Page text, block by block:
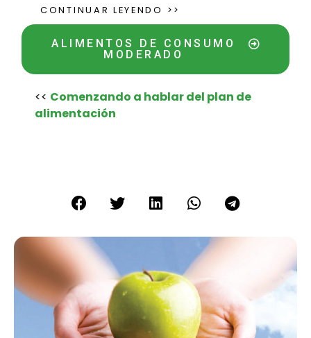
CONTINUAR LEYENDO >>
ALIMENTOS DE CONSUMO
MODERADO
<< Comenzando a hablar del plan de
alimentación